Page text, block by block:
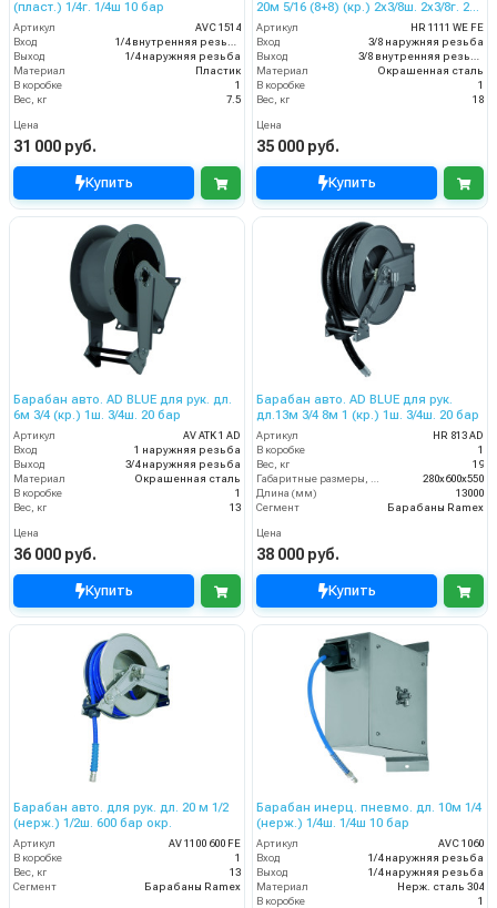
(пласт.) 1/4г. 1/4ш 10 бар
Артикул
AVC 1514
Вход
1/4 внутренняя резьба
Выход
1/4 наружняя резьба
Материал
Пластик
В коробке
1
Вес, кг
7.5
Цена
31 000 руб.
Купить
20м 5/16 (8+8) (кр.) 2x3/8ш. 2x3/8г. 20
бар
Артикул
HR 1111 WE FE
Вход
3/8 наружняя резьба
Выход
3/8 внутренняя резьба
Материал
Окрашенная сталь
В коробке
1
Вес, кг
18
Цена
35 000 руб.
Купить
Барабан авто. AD BLUE для рук. дл.
6м 3/4 (кр.) 1ш. 3/4ш. 20 бар
Артикул
AV ATK 1 AD
Вход
1 наружняя резьба
Выход
3/4 наружняя резьба
Материал
Окрашенная сталь
В коробке
1
Вес, кг
13
Цена
36 000 руб.
Купить
Барабан авто. AD BLUE для рук.
дл.13м 3/4 8м 1 (кр.) 1ш. 3/4ш. 20 бар
Артикул
HR 813 AD
В коробке
1
Вес, кг
19
Габаритные размеры, мм
280x600x550
Длина (мм)
13000
Сегмент
Барабаны Ramex
Цена
38 000 руб.
Купить
Барабан авто. для рук. дл. 20 м 1/2
(нерж.) 1/2ш. 600 бар окр.
Артикул
AV 1100 600 FE
В коробке
1
Вес, кг
13
Сегмент
Барабаны Ramex
Барабан инерц. пневмо. дл. 10м 1/4
(нерж.) 1/4ш. 1/4ш 10 бар
Артикул
AVC 1060
Вход
1/4 наружняя резьба
Выход
1/4 наружняя резьба
Материал
Нерж. сталь 304
В коробке
1